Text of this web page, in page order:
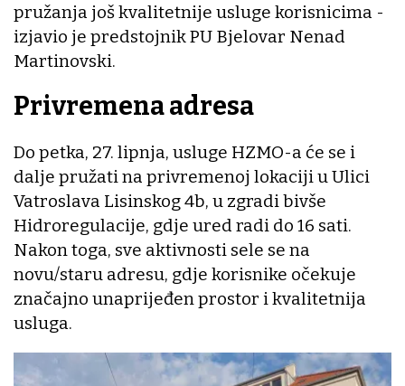
pružanja još kvalitetnije usluge korisnicima -
izjavio je predstojnik PU Bjelovar Nenad
Martinovski.
Privremena adresa
Do petka, 27. lipnja, usluge HZMO-a će se i
dalje pružati na privremenoj lokaciji u Ulici
Vatroslava Lisinskog 4b, u zgradi bivše
Hidroregulacije, gdje ured radi do 16 sati.
Nakon toga, sve aktivnosti sele se na
novu/staru adresu, gdje korisnike očekuje
značajno unaprijeđen prostor i kvalitetnija
usluga.